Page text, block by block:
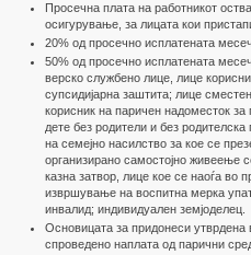
Просечна плата на работникот
осигурување, за лицата кои
20% од просечно исплатената
50% од просечно исплатената
верско службено лице, лице
супсидијарна заштита; лице
корисник на паричен надоместок
дете без родители и без
на семејно насилство за кое се
организирано самостојно живеење
казна затвор, лице кое се наоѓа во
извршување на воспитна мерка
инвалид; индивидуален земјоделец.
Основицата за придонеси утврдена
спроведено наплата од парични